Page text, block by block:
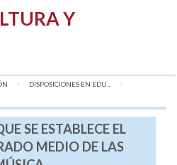
Y
DISPOSICIONES EN EDU...
SE ESTABLECE EL
MEDIO DE LAS